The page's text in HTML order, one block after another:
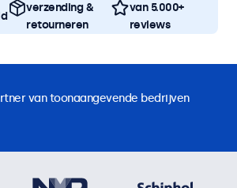
verzending &
retourneren
van 5.000+
reviews
van toonaangevende bedrijven